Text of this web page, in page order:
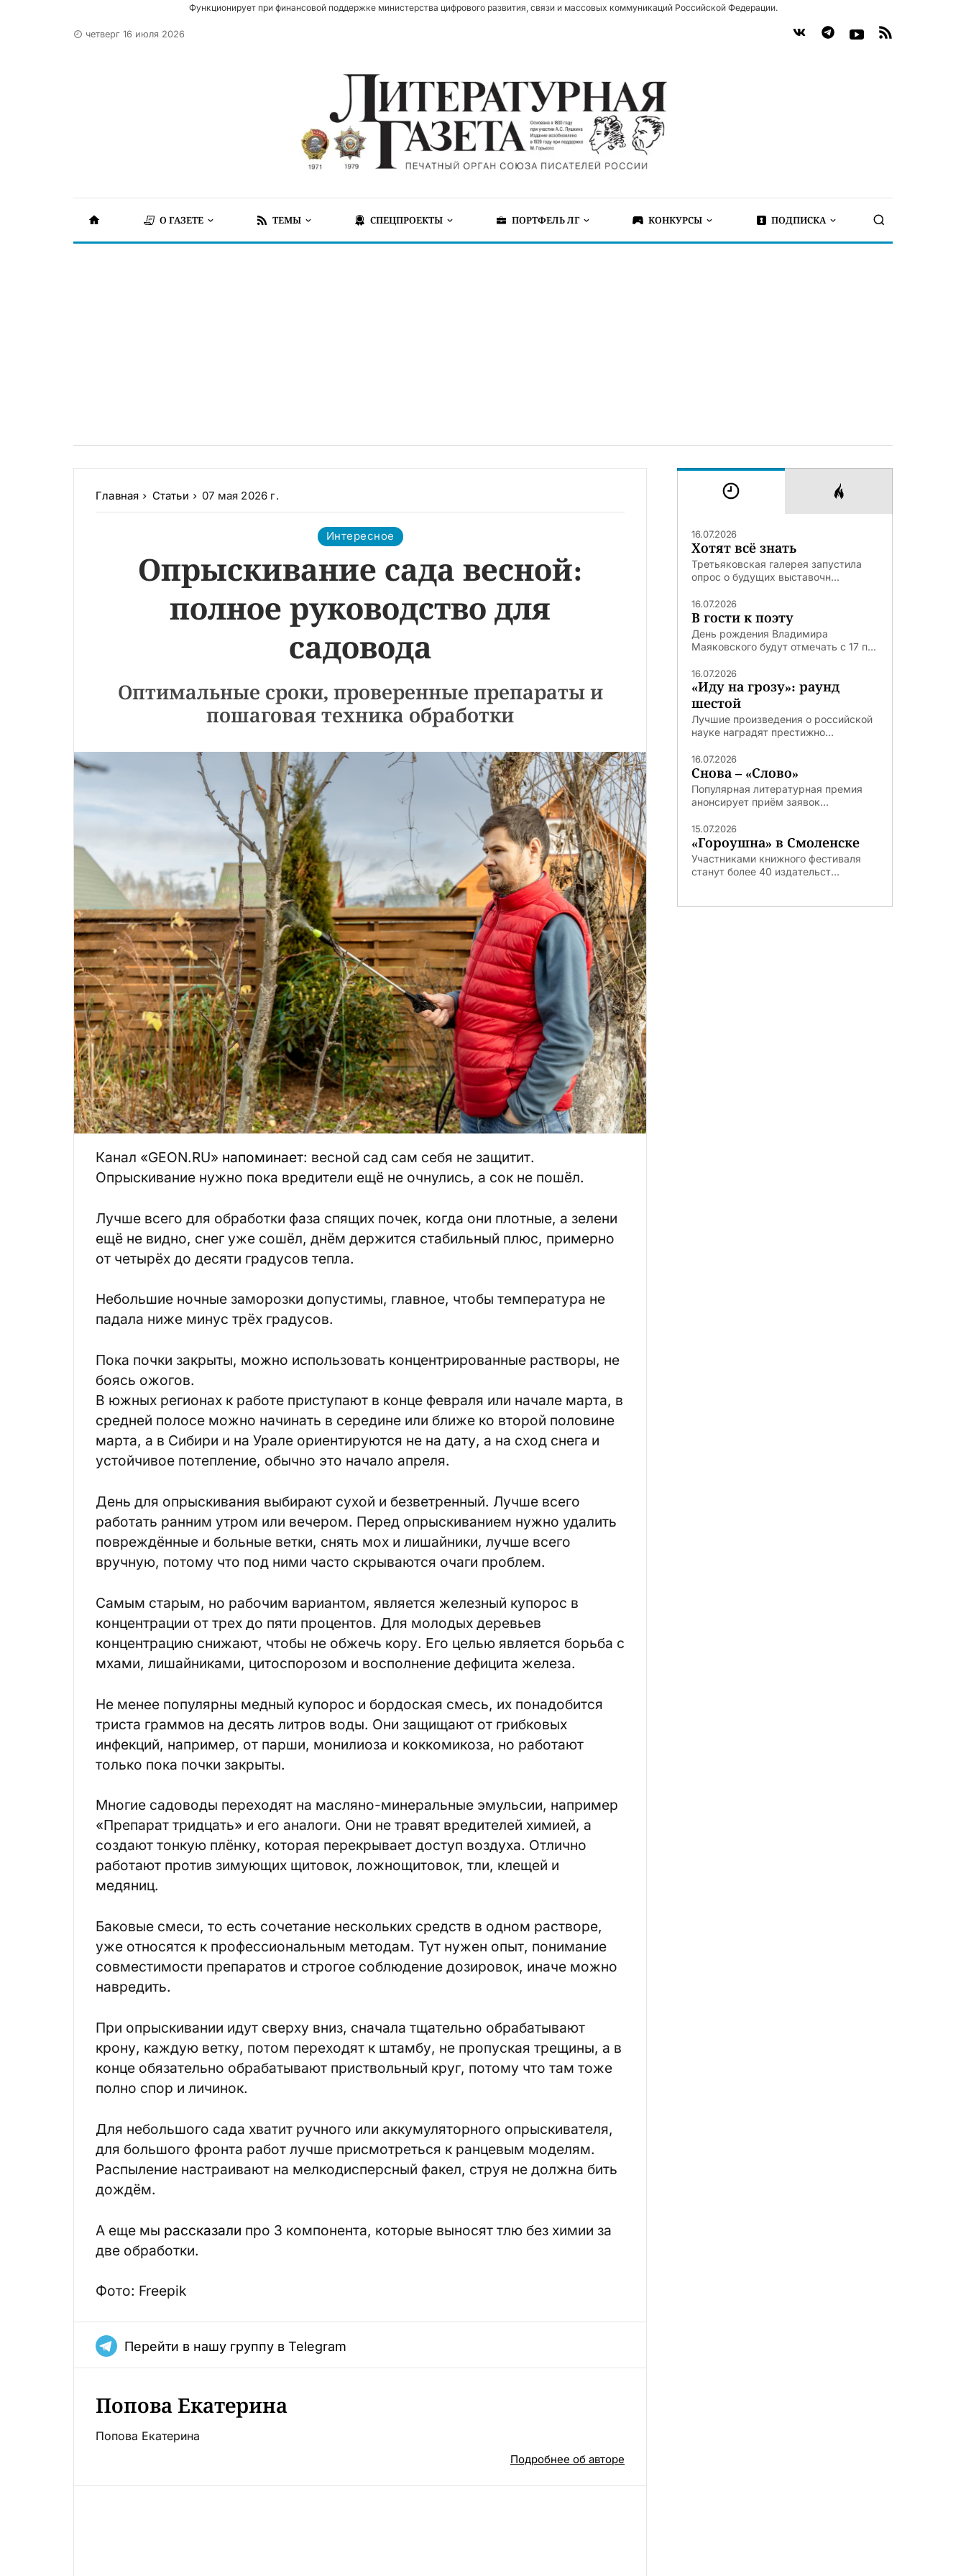
Функционирует при финансовой поддержке министерства цифрового развития, связи и массовых коммуникаций Российской Федерации.
четверг 16 июля 2026
О ГАЗЕТЕ ТЕМЫ СПЕЦПРОЕКТЫ ПОРТФЕЛЬ ЛГ КОНКУРСЫ ПОДПИСКА
Главная Статьи 07 мая 2026 г.
Интересное
Опрыскивание сада весной:
полное руководство для
садовода
Оптимальные сроки, проверенные препараты и
пошаговая техника обработки
Канал «GEON.RU» напоминает: весной сад сам себя не защитит.
Опрыскивание нужно пока вредители ещё не очнулись, а сок не пошёл.
Лучше всего для обработки фаза спящих почек, когда они плотные, а зелени
ещё не видно, снег уже сошёл, днём держится стабильный плюс, примерно
от четырёх до десяти градусов тепла.
Небольшие ночные заморозки допустимы, главное, чтобы температура не
падала ниже минус трёх градусов.
Пока почки закрыты, можно использовать концентрированные растворы, не
боясь ожогов.
В южных регионах к работе приступают в конце февраля или начале марта, в
средней полосе можно начинать в середине или ближе ко второй половине
марта, а в Сибири и на Урале ориентируются не на дату, а на сход снега и
устойчивое потепление, обычно это начало апреля.
День для опрыскивания выбирают сухой и безветренный. Лучше всего
работать ранним утром или вечером. Перед опрыскиванием нужно удалить
повреждённые и больные ветки, снять мох и лишайники, лучше всего
вручную, потому что под ними часто скрываются очаги проблем.
Самым старым, но рабочим вариантом, является железный купорос в
концентрации от трех до пяти процентов. Для молодых деревьев
концентрацию снижают, чтобы не обжечь кору. Его целью является борьба с
мхами, лишайниками, цитоспорозом и восполнение дефицита железа.
Не менее популярны медный купорос и бордоская смесь, их понадобится
триста граммов на десять литров воды. Они защищают от грибковых
инфекций, например, от парши, монилиоза и коккомикоза, но работают
только пока почки закрыты.
Многие садоводы переходят на масляно-минеральные эмульсии, например
«Препарат тридцать» и его аналоги. Они не травят вредителей химией, а
создают тонкую плёнку, которая перекрывает доступ воздуха. Отлично
работают против зимующих щитовок, ложнощитовок, тли, клещей и
медяниц.
Баковые смеси, то есть сочетание нескольких средств в одном растворе,
уже относятся к профессиональным методам. Тут нужен опыт, понимание
совместимости препаратов и строгое соблюдение дозировок, иначе можно
навредить.
При опрыскивании идут сверху вниз, сначала тщательно обрабатывают
крону, каждую ветку, потом переходят к штамбу, не пропуская трещины, а в
конце обязательно обрабатывают приствольный круг, потому что там тоже
полно спор и личинок.
Для небольшого сада хватит ручного или аккумуляторного опрыскивателя,
для большого фронта работ лучше присмотреться к ранцевым моделям.
Распыление настраивают на мелкодисперсный факел, струя не должна бить
дождём.
А еще мы рассказали про 3 компонента, которые выносят тлю без химии за
две обработки.
Фото: Freepik
Перейти в нашу группу в Telegram
Попова Екатерина
Попова Екатерина
Подробнее об авторе
16.07.2026
Хотят всё знать
Третьяковская галерея запустила
опрос о будущих выставочн...
16.07.2026
В гости к поэту
День рождения Владимира
Маяковского будут отмечать с 17 п...
16.07.2026
«Иду на грозу»: раунд
шестой
Лучшие произведения о российской
науке наградят престижно...
16.07.2026
Снова – «Слово»
Популярная литературная премия
анонсирует приём заявок...
15.07.2026
«Гороушна» в Смоленске
Участниками книжного фестиваля
станут более 40 издательст...